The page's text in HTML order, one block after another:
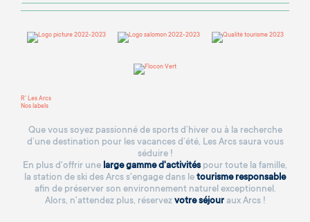
R' Les Arcs
Nos labels
Que vous soyez passionné de sports d’hiver ou à la recherche
d’une destination pour les vacances d’été, Les Arcs saura vous
séduire !
En plus d'offrir une large gamme d'activitéspour toute la famille,
la station de ski des Arcs s'engage dans le tourisme responsable
afin de préserver son environnement naturel exceptionnel.
Alors, n'attendez plus, réservez votre séjouraux Arcs !